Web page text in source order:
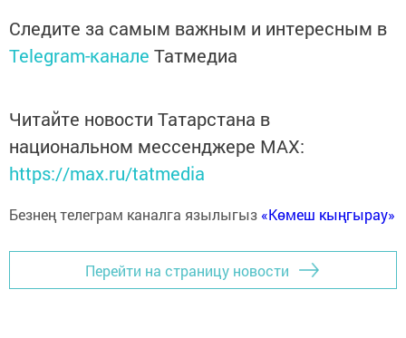
Следите за самым важным и интересным в
Telegram-канале Татмедиа
Читайте новости Татарстана в
национальном мессенджере MАХ:
https://max.ru/tatmedia
Безнең телеграм каналга язылыгыз «Көмеш кыңгырау»
Перейти на страницу новости